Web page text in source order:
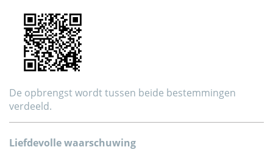
De opbrengst wordt tussen beide bestemmingen
verdeeld.
Liefdevolle waarschuwing